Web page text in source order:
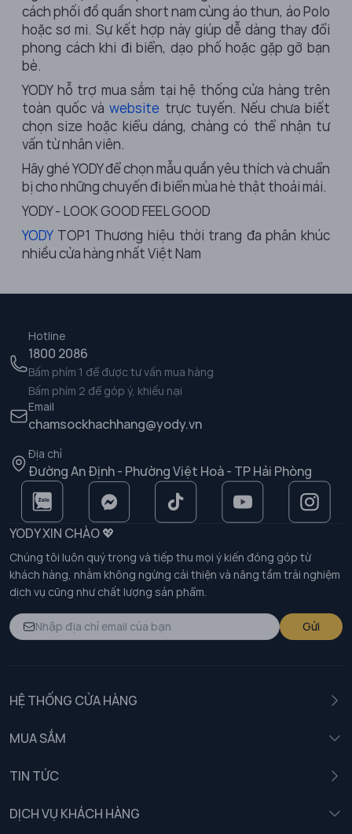
cách phối đồ quần short nam cùng áo thun, áo Polo
hoặc sơ mi. Sự kết hợp này giúp dễ dàng thay đổi
phong cách khi đi biển, dạo phố hoặc gặp gỡ bạn
bè.
YODY hỗ trợ mua sắm tại hệ thống cửa hàng trên
toàn quốc vàwebsite trực tuyến. Nếu chưa biết
chọn size hoặc kiểu dáng, chàng có thể nhận tư
vấn từ nhân viên.
Hãy ghé YODY để chọn mẫu quần yêu thích và chuẩn
bị cho những chuyến đi biển mùa hè thật thoải mái.
YODY - LOOK GOOD FEEL GOOD
YODYTOP1 Thương hiệu thời trang đa phân khúc
nhiều cửa hàng nhất Việt Nam
Hotline
1800 2086
Bấm phím 1 để được tư vấn mua hàng
Bấm phím 2 để góp ý, khiếu nại
Email
chamsockhachhang@yody.vn
Địa chỉ
Đường An Định - Phường Việt Hoà - TP Hải Phòng
YODY XIN CHÀO 💖
Chúng tôi luôn quý trọng và tiếp thu mọi ý kiến đóng góp từ
khách hàng, nhằm không ngừng cải thiện và nâng tầm trải nghiệm
dịch vụ cũng như chất lượng sản phẩm.
Gửi
HỆ THỐNG CỬA HÀNG
MUA SẮM
TIN TỨC
DỊCH VỤ KHÁCH HÀNG